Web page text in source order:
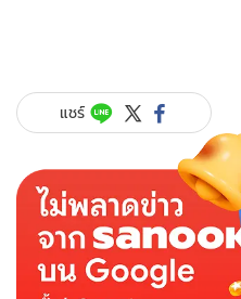
แชร์